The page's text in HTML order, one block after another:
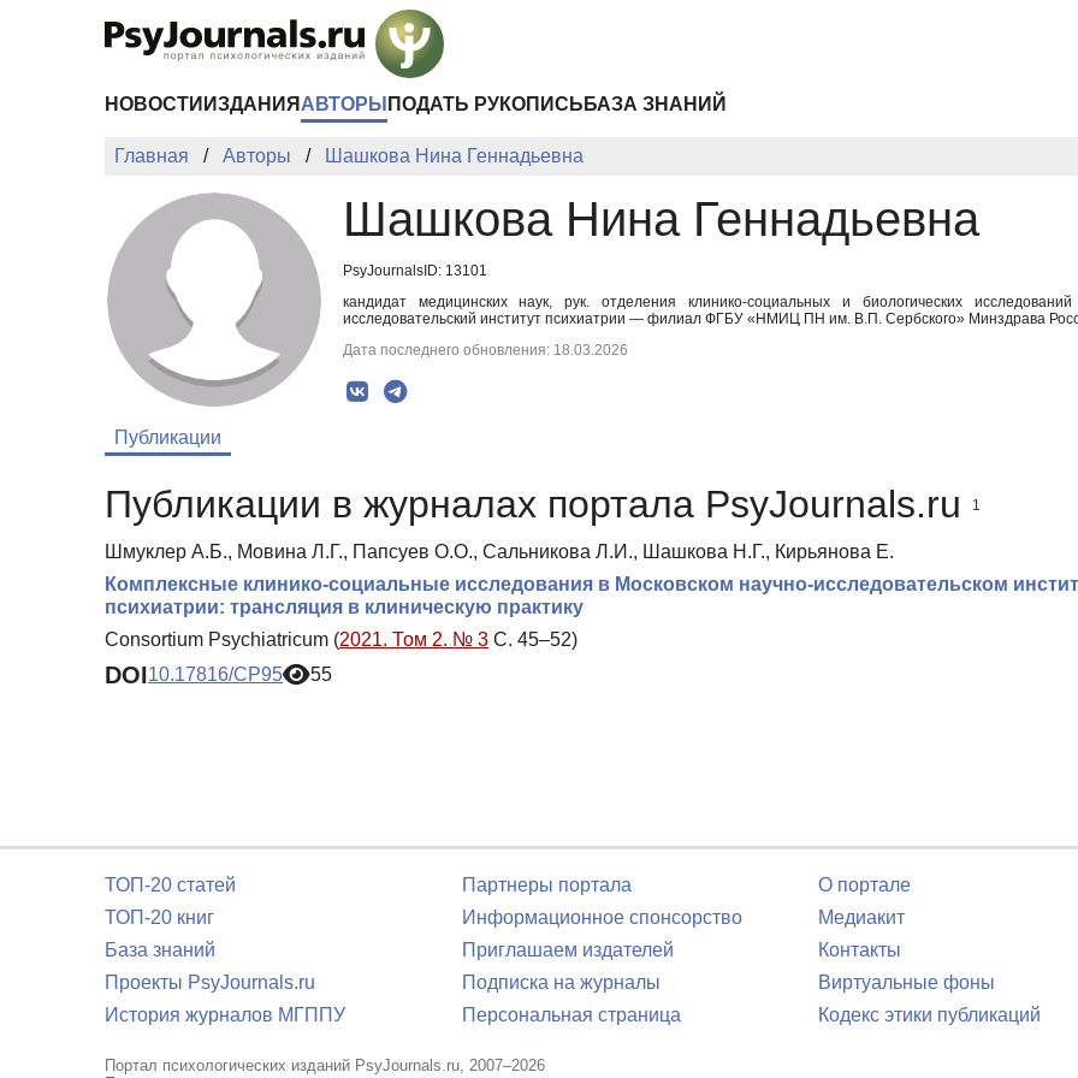
НОВОСТИ ИЗДАНИЯ АВТОРЫ ПОДАТЬ РУКОПИСЬ БАЗА ЗНАНИЙ
Главная Авторы Шашкова Нина Геннадьевна
Шашкова Нина Геннадьевна
PsyJournalsID: 13101
кандидат медицинских наук, рук. отделения клинико-социальных и биологических
исследовательский институт психиатрии — филиал ФГБУ «НМИЦ ПН им. В.П. Сербского» Минздрава
Дата последнего обновления: 18.03.2026
Публикации
Публикации в журналах портала PsyJournals.ru 1
Шмуклер А.Б., Мовина Л.Г., Папсуев О.О., Сальникова Л.И., Шашкова Н.Г., Кирьянова Е.
Комплексные клинико-социальные исследования в Московском научно-исследовательском
психиатрии: трансляция в клиническую практику
Consortium Psychiatricum (2021. Том 2. № 3 С. 45–52)
DOI10.17816/CP95 55
ТОП-20 статей
ТОП-20 книг
База знаний
Проекты PsyJournals.ru
История журналов МГППУ
Партнеры портала
Информационное спонсорство
Приглашаем издателей
Подписка на журналы
Персональная страница
О портале
Медиакит
Контакты
Виртуальные фоны
Кодекс этики публикаций
Портал психологических изданий PsyJournals.ru, 2007–2026